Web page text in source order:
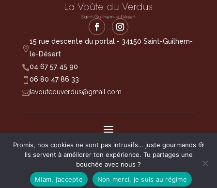

15 rue descente du portal - 34150 Saint-Guilhem-
le-Désert
04 67 57 45 90
 06 80 47 86 33
lavouteduverdus@gmail.com
Copyright © 2026 LA VOÛTE DU VERDUS | Tous droits
réservés.
Site créé avec ♥ parSC WEB DESIGNER
La vente d’alcool à des mineurs est interdite. En accédant à ce site, vous certifiez être majeur selon la
législation en vigueur dans votre pays de résidence.
Promis, nos cookies ne sont pas intrusifs… juste gourmands 🍪
Ils servent à améliorer ton expérience. Tu partages une
bouchée avec nous ?
Miam, j’accepte
Non merci, je suis au régime